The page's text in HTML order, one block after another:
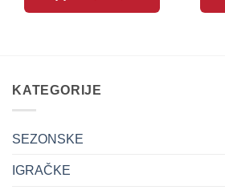
KATEGORIJE
SEZONSKE
IGRAČKE